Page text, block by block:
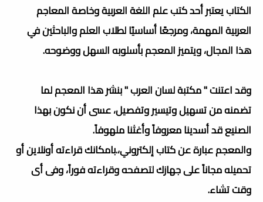
الكتاب يعتبر أحد كتب علم اللغة العربية وخاصة المعاجم
العربية المهمة، ومرجعًا أساسيًا لطلاب العلم والباحثين في
هذا المجال، ويتميز المعجم بأسلوبه السهل ووضوحه.
وقد اعتنت " مكتبة لسان العرب " بنشر هذا المعجم لما
تضمنه من تسهيل وتيسير وتفصيل، عسى أن نكون بهذا
الصنيع قد أسدينا معروفاً وأغثنا ملهوفاً.
والمعجم عبارة عن كتاب إلكتروني،.بامكانك قراءته أونلاين أو
تحميله مجاناً على جهازك لتصفحه وقراءته فوراً، وفى أى
وقت تشاء.